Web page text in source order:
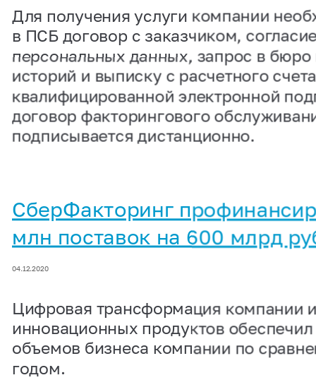
Для получения услуги компании
в ПСБ договор с заказчиком,
персональных данных, запрос в бюро
историй и выписку с расчетного
квалифицированной электронной
договор факторингового
подписывается дистанционно.
СберФакторинг
млн поставок на 600 млрд
04.12.2020
Цифровая трансформация компании
инновационных продуктов обеспечил
объемов бизнеса компании по
годом.